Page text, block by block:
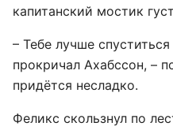
капитанский мостик
– Тебе лучше
прокричал Ахабссон, –
придётся несладко.
Феликс скользнул по